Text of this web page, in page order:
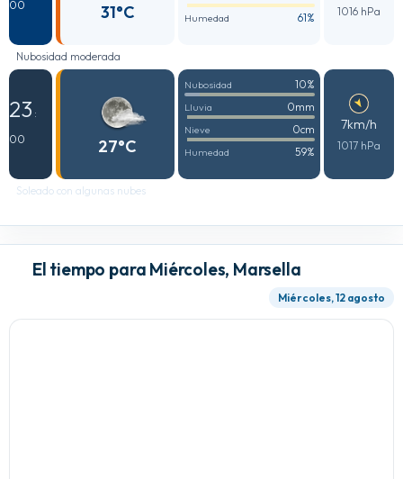
00 31°C Humedad 61% 1016 hPa
Nubosidad moderada
23 :
00
27°C
Nubosidad 10%
Lluvia 0mm
Nieve 0cm
Humedad 59%
7km/h
1017 hPa
Soleado con algunas nubes
El tiempo para Miércoles, Marsella
Miércoles, 12 agosto